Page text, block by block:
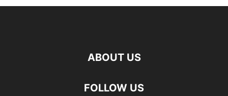
ABOUT US
FOLLOW US